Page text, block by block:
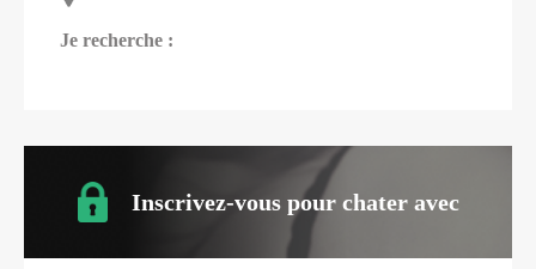
Je recherche :
Inscrivez-vous pour chater avec